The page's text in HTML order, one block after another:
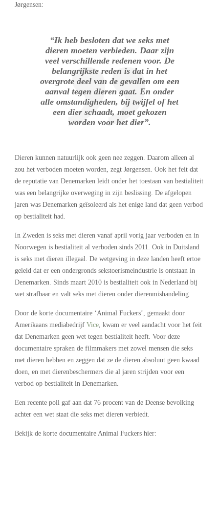
Jørgensen:
“Ik heb besloten dat we seks met
dieren moeten verbieden. Daar zijn
veel verschillende redenen voor. De
belangrijkste reden is dat in het
overgrote deel van de gevallen om een
aanval tegen dieren gaat. En onder
alle omstandigheden, bij twijfel of het
een dier schaadt, moet gekozen
worden voor het dier”.
Dieren kunnen natuurlijk ook geen nee zeggen. Daarom alleen al
zou het verboden moeten worden, zegt Jørgensen. Ook het feit dat
de reputatie van Denemarken leidt onder het toestaan van bestialiteit
was een belangrijke overweging in zijn beslissing. De afgelopen
jaren was Denemarken geïsoleerd als het enige land dat geen verbod
op bestialiteit had.
In Zweden is seks met dieren vanaf april vorig jaar verboden en in
Noorwegen is bestialiteit al verboden sinds 2011. Ook in Duitsland
is seks met dieren illegaal. De wetgeving in deze landen heeft ertoe
geleid dat er een ondergronds sekstoerismeindustrie is ontstaan in
Denemarken. Sinds maart 2010 is bestialiteit ook in Nederland bij
wet strafbaar en valt seks met dieren onder dierenmishandeling.
Door de korte documentaire ‘Animal Fuckers’, gemaakt door
Amerikaans mediabedrijf Vice , kwam er veel aandacht voor het feit
dat Denemarken geen wet tegen bestialiteit heeft. Voor deze
documentaire spraken de filmmakers met zowel mensen die seks
met dieren hebben en zeggen dat ze de dieren absoluut geen kwaad
doen, en met dierenbeschermers die al jaren strijden voor een
verbod op bestialiteit in Denemarken.
Een recente poll gaf aan dat 76 procent van de Deense bevolking
achter een wet staat die seks met dieren verbiedt.
Bekijk de korte documentaire Animal Fuckers hier: